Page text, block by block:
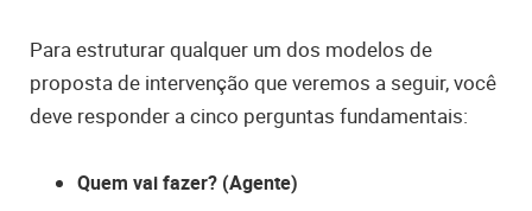
Para estruturar qualquer um dos modelos de
proposta de intervenção que veremos a seguir, você
deve responder a cinco perguntas fundamentais:
Quem vai fazer? (Agente)